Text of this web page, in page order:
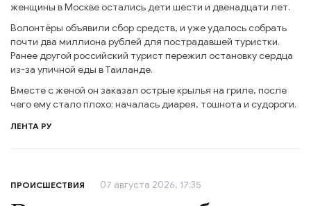
женщины в Москве остались дети шести и двенадцати лет.
Волонтёры объявили сбор средств, и уже удалось собрать
почти два миллиона рублей для пострадавшей туристки.
Ранее другой российский турист пережил остановку сердца
из-за уличной еды в Таиланде.
Вместе с женой он заказал острые крылья на гриле, после
чего ему стало плохо: началась диарея, тошнота и судороги.
ЛЕНТА РУ
ПРОИСШЕСТВИЯ 07 августа 2026, 17:35